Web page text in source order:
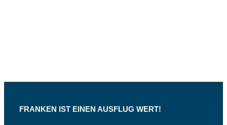
FRANKEN IST EINEN AUSFLUG WERT!